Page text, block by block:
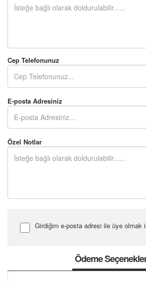
Cep Telefonunuz
E-posta Adresiniz
Özel Notlar
Girdiğim e-posta adresi ile üye olmak
Ödeme